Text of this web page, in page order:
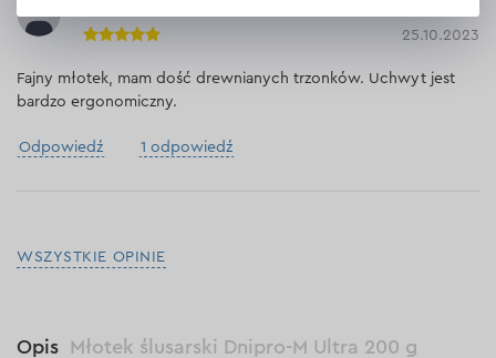
25.10.2023
Fajny młotek, mam dość drewnianych trzonków. Uchwyt jest
bardzo ergonomiczny.
Odpowiedź 1 odpowiedź
WSZYSTKIE OPINIE
Opis Młotek ślusarski Dnipro-M Ultra 200 g